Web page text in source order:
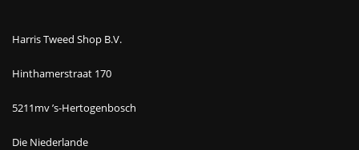
Harris Tweed Shop B.V.
Hinthamerstraat 170
5211mv ’s-Hertogenbosch
Die Niederlande